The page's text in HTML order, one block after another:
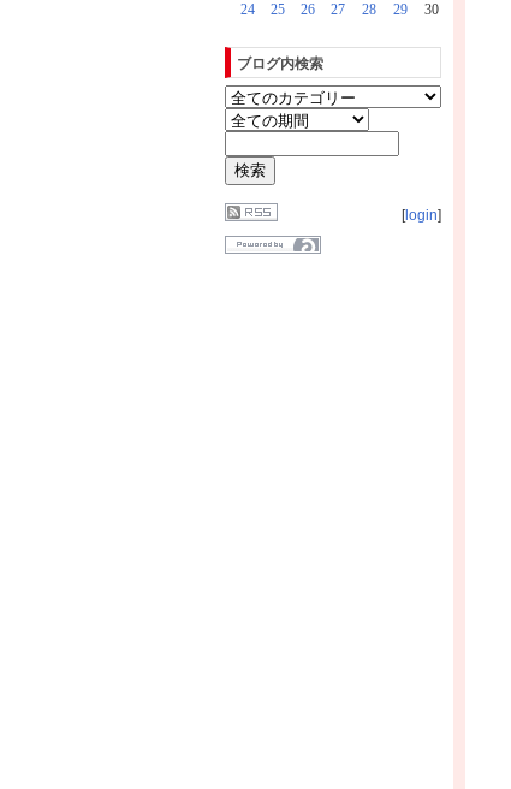
24
25 26 27 28 29 30
ブログ内検索
[login]